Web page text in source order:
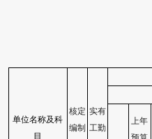
单位名称及科
目
核定
编制
实有
工勤
上年